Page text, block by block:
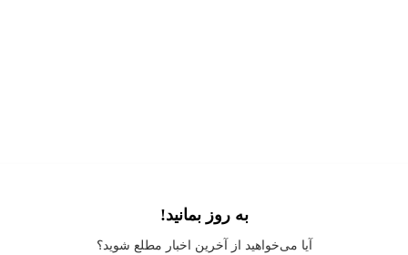
Application error: a client
-side exception has occurred while loading
به روز بمانید!
آیا می‌خواهید از آخرین اخبار مطلع شوید؟